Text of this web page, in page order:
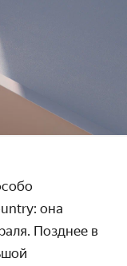
: она
Позднее в